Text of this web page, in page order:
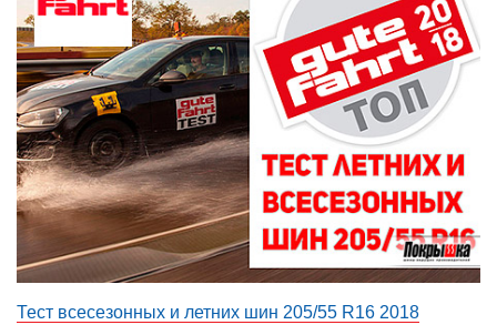
Тест всесезонных и летних шин 205/55 R16 2018